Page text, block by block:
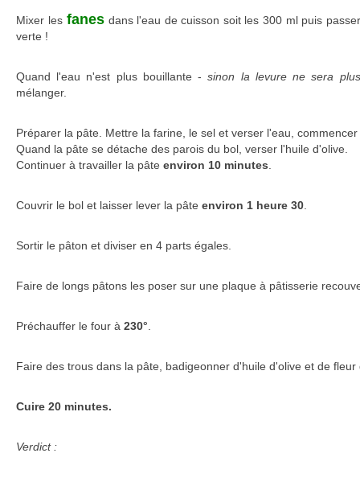
Mixer lesfanes dans l'eau de cuisson soit les 300 ml puis
verte !
Quand l'eau n'est plus bouillante - sinon la levure ne sera
mélanger.
Préparer la pâte. Mettre la farine, le sel et verser l'eau,
Quand la pâte se détache des parois du bol, verser l'huile d'olive.
Continuer à travailler la pâte environ 10 minutes
Couvrir le bol et laisser lever la pâte environ 1 heure 30
Sortir le pâton et diviser en 4 parts égales.
Faire de longs pâtons les poser sur une plaque à pâtisserie
Préchauffer le four à 230°
Faire des trous dans la pâte, badigeonner d'huile d'olive et de fleur
Cuire 20 minutes.
Verdict :